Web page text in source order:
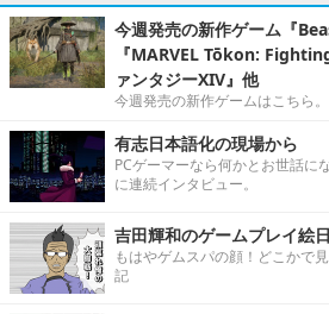
今週発売の新作ゲーム『
『MARVEL Tōkon:
ァンタジーXIV』他
今週発売の新作ゲームはこちら。
有志日本語化の現場から
PCゲーマーなら何かとお世話に
に連続インタビュー。
吉田輝和のゲームプレイ絵
もはやゲムスパの顔！どこかで
記